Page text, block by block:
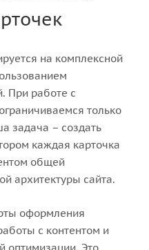
на комплексной
При работе с
только
задача – создать
каждая карточка
общей
архитектуры сайта.
оформления
с контентом и